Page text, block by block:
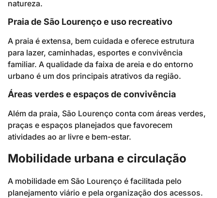
natureza.
Praia de São Lourenço e uso recreativo
A praia é extensa, bem cuidada e oferece estrutura
para lazer, caminhadas, esportes e convivência
familiar. A qualidade da faixa de areia e do entorno
urbano é um dos principais atrativos da região.
Áreas verdes e espaços de convivência
Além da praia, São Lourenço conta com áreas verdes,
praças e espaços planejados que favorecem
atividades ao ar livre e bem-estar.
Mobilidade urbana e circulação
A mobilidade em São Lourenço é facilitada pelo
planejamento viário e pela organização dos acessos.